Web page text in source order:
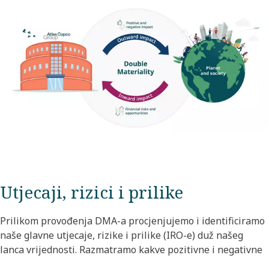
Utjecaji, rizici i prilike
Prilikom provođenja DMA-a procjenjujemo i identificiramo
naše glavne utjecaje, rizike i prilike (IRO-e) duž našeg
lanca vrijednosti. Razmatramo kakve pozitivne i negativne